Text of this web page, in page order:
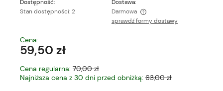
Dostępność:
Stan dostępności: 2
Dostawa:
Darmowa
Cena nie zawiera ewentualnych kosztów płatności
sprawdź formy dostawy
Cena:
59,50 zł
Cena regularna: 70,00 zł
Najniższa cena z 30 dni przed obniżką: 63,00 zł